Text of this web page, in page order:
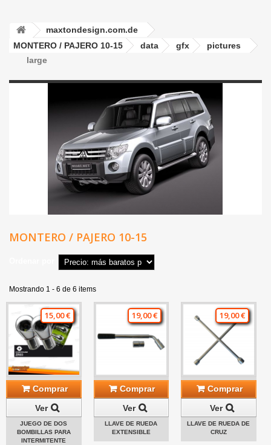
maxtondesign.com.de
MONTERO / PAJERO 10-15
data gfx
pictures
large
MONTERO / PAJERO 10-15
Mostrando 1 - 6 de 6 items
15,00 €
Comprar
Ver
JUEGO DE DOS
BOMBILLAS PARA
INTERMITENTE
19,00 €
Comprar
Ver
LLAVE DE RUEDA
EXTENSIBLE
19,00 €
Comprar
Ver
LLAVE DE RUEDA DE
CRUZ